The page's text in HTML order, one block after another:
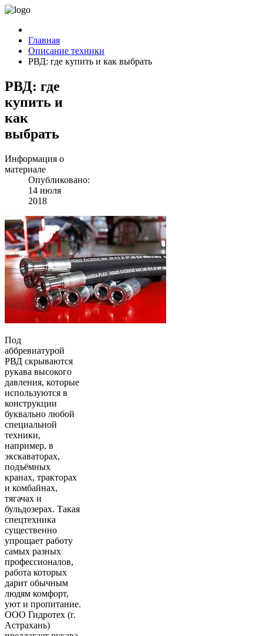
Главная
Описание техники
РВД: где купить и как выбрать
РВД: где
купить и
как
выбрать
Информация о
материале
Опубликовано:
14 июля
2018
Под
аббревиатурой
РВД скрываются
рукава высокого
давления, которые
используются в
конструкции
буквально любой
специальной
техники,
например, в
экскаваторах,
подъёмных
кранах, тракторах
и комбайнах,
тягачах и
бульдозерах. Такая
спецтехника
существенно
упрощает работу
самых разных
профессионалов,
работа которых
дарит обычным
людям комфорт,
уют и пропитание.
ООО Гидротех (г.
Астрахань)